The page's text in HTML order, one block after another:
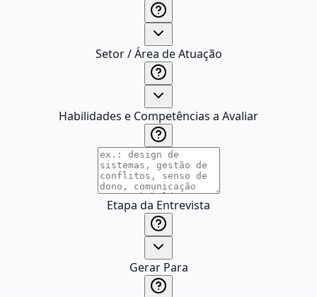
Setor / Área de Atuação
Habilidades e Competências a Avaliar
Etapa da Entrevista
Gerar Para